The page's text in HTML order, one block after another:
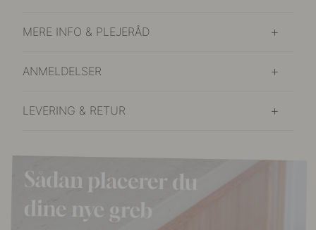
MERE INFO & PLEJERÅD
ANMELDELSER
LEVERING & RETUR